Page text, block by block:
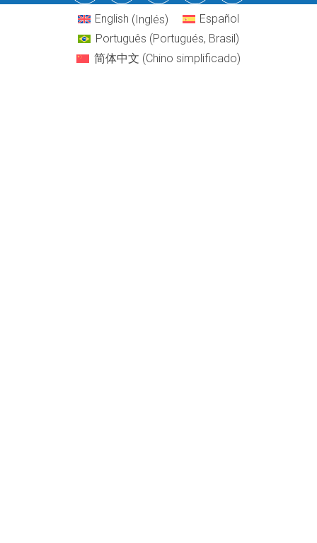
English (Inglés)
Español
Português (Portugués, Brasil)
简体中文 (Chino simplificado)